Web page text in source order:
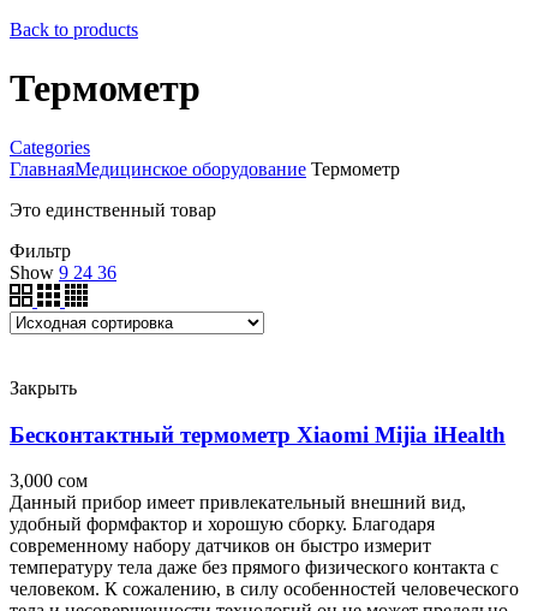
Back to products
Термометр
Categories
ГлавнаяМедицинское оборудование Термометр
Это единственный товар
Фильтр
Show 9 24 36
Закрыть
Бесконтактный термометр Xiaomi Mijia iHealth
3,000 сом
Данный прибор имеет привлекательный внешний вид,
удобный формфактор и хорошую сборку. Благодаря
современному набору датчиков он быстро измерит
температуру тела даже без прямого физического контакта с
человеком. К сожалению, в силу особенностей человеческого